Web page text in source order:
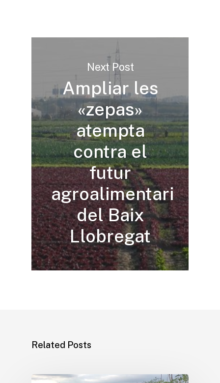
Next Post
Ampliar les
«zepas»
atempta
contra el
futur
agroalimentari
del Baix
Llobregat
Related Posts